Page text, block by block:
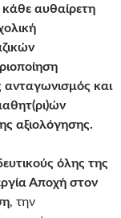
αυθαίρετη
ανταγωνισμός και
αξιολόγησης.
όλης της
Αποχή στον
, την